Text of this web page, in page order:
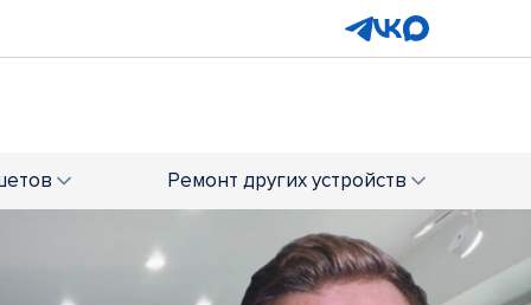
Ремонт других устройств